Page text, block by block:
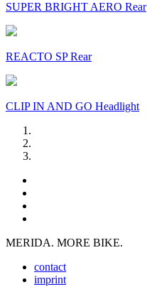
SUPER BRIGHT AERO Rear
REACTO SP Rear
CLIP IN AND GO Headlight
MERIDA. MORE BIKE.
contact
imprint